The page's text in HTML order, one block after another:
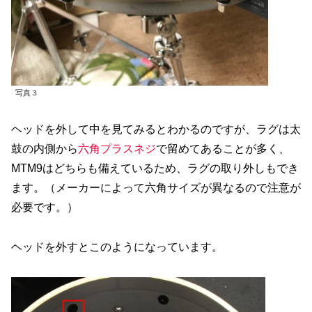
写真３
ヘッドを外して中を見てみるとわかるのですが、ラグは太
鼓の内側から六角プラスネジで留めてあることが多く、
MTM9はどちらも備えているため、ラグの取り外しもでき
ます。（メーカーによって六角サイズが異なるので注意が
必要です。）
ヘッドを外すとこのようになっています。